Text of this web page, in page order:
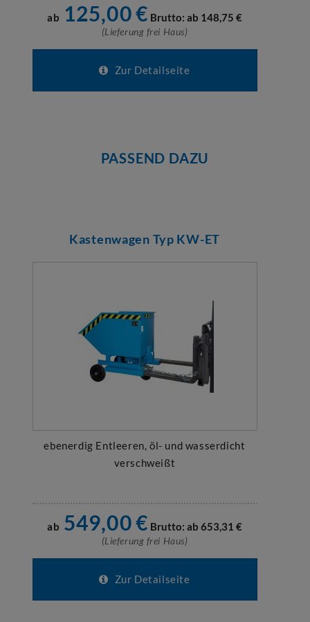
ab 125,00€ Brutto: ab 148,75 €
(Lieferung frei Haus)
Zur Detailseite
PASSEND DAZU
Kastenwagen Typ KW-ET
ebenerdig Entleeren, öl- und wasserdicht
verschweißt
ab 549,00€ Brutto: ab 653,31 €
(Lieferung frei Haus)
Zur Detailseite